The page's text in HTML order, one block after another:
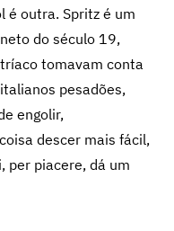
é outra. Spritz é um
do século 19,
tomavam conta
pesadões,
engolir,
descer mais fácil,
per piacere, dá um